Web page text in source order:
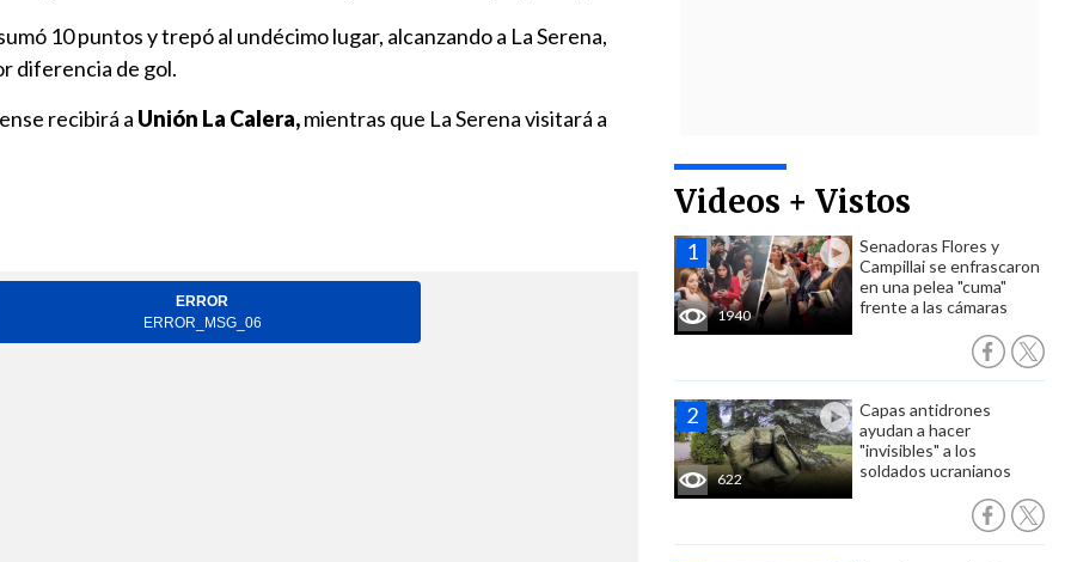
Videos + Vistos
1940
Senadoras Flores y
Campillai se enfrascaron
en una pelea "cuma"
frente a las cámaras
622
Capas antidrones
ayudan a hacer
"invisibles" a los
soldados ucranianos
10 puntos y trepó al undécimo lugar, alcanzando a La Serena,
diferencia de gol.
recibirá a Unión La Calera,mientras que La Serena visitará a